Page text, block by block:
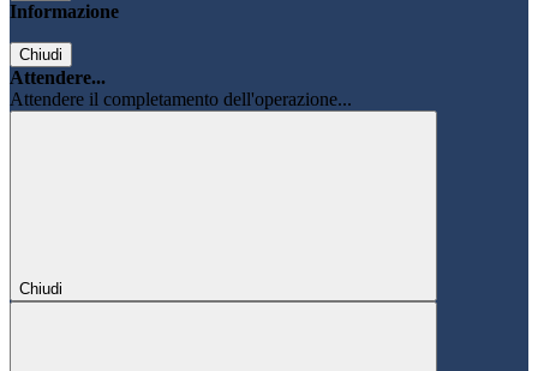
Informazione
Chiudi
Attendere...
Attendere il completamento dell'operazione...
Chiudi